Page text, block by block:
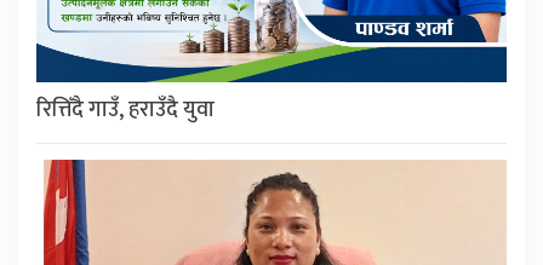
रित्तिँदै गाउँ, हराउँदै युवा